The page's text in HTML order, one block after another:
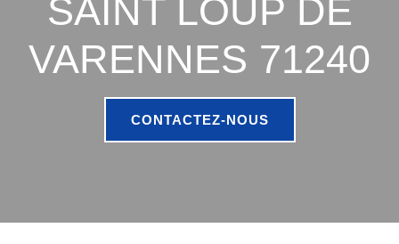
SAINT LOUP DE
VARENNES 71240
CONTACTEZ-NOUS